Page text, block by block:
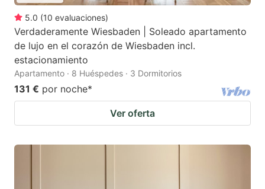
5.0 (10 evaluaciones)
Verdaderamente Wiesbaden | Soleado apartamento
de lujo en el corazón de Wiesbaden incl.
estacionamiento
Apartamento · 8 Huéspedes · 3 Dormitorios
131 € por noche*
Ver oferta